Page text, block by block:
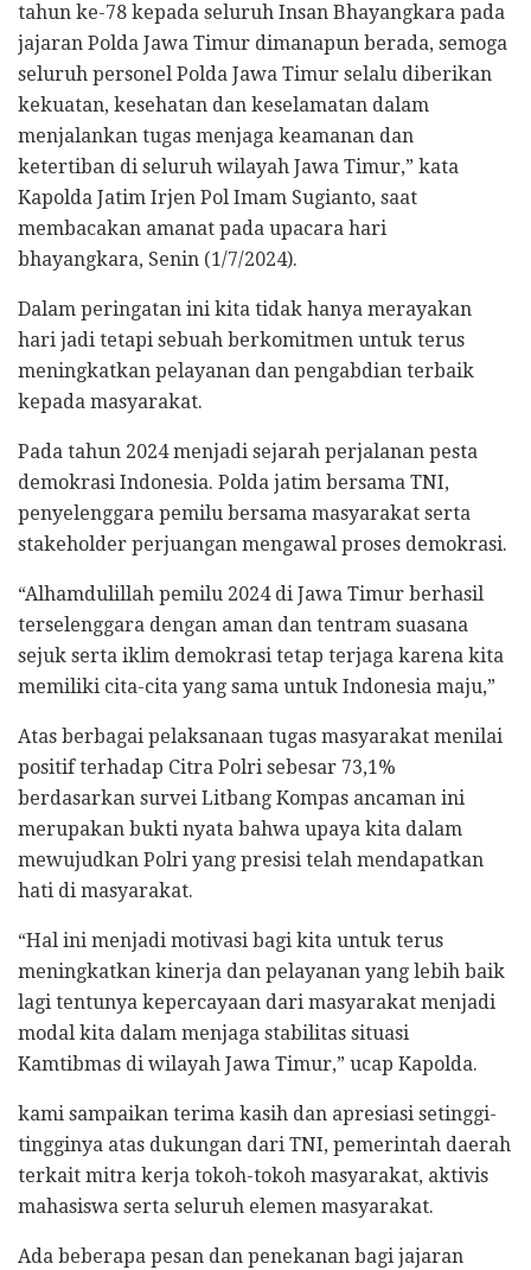
tahun ke-78 kepada seluruh Insan Bhayangkara pada
jajaran Polda Jawa Timur dimanapun berada, semoga
seluruh personel Polda Jawa Timur selalu diberikan
kekuatan, kesehatan dan keselamatan dalam
menjalankan tugas menjaga keamanan dan
ketertiban di seluruh wilayah Jawa Timur,” kata
Kapolda Jatim Irjen Pol Imam Sugianto, saat
membacakan amanat pada upacara hari
bhayangkara, Senin (1/7/2024).
Dalam peringatan ini kita tidak hanya merayakan
hari jadi tetapi sebuah berkomitmen untuk terus
meningkatkan pelayanan dan pengabdian terbaik
kepada masyarakat.
Pada tahun 2024 menjadi sejarah perjalanan pesta
demokrasi Indonesia. Polda jatim bersama TNI,
penyelenggara pemilu bersama masyarakat serta
stakeholder perjuangan mengawal proses demokrasi.
“Alhamdulillah pemilu 2024 di Jawa Timur berhasil
terselenggara dengan aman dan tentram suasana
sejuk serta iklim demokrasi tetap terjaga karena kita
memiliki cita-cita yang sama untuk Indonesia maju,”
Atas berbagai pelaksanaan tugas masyarakat menilai
positif terhadap Citra Polri sebesar 73,1%
berdasarkan survei Litbang Kompas ancaman ini
merupakan bukti nyata bahwa upaya kita dalam
mewujudkan Polri yang presisi telah mendapatkan
hati di masyarakat.
“Hal ini menjadi motivasi bagi kita untuk terus
meningkatkan kinerja dan pelayanan yang lebih baik
lagi tentunya kepercayaan dari masyarakat menjadi
modal kita dalam menjaga stabilitas situasi
Kamtibmas di wilayah Jawa Timur,” ucap Kapolda.
kami sampaikan terima kasih dan apresiasi setinggi-
tingginya atas dukungan dari TNI, pemerintah daerah
terkait mitra kerja tokoh-tokoh masyarakat, aktivis
mahasiswa serta seluruh elemen masyarakat.
Ada beberapa pesan dan penekanan bagi jajaran